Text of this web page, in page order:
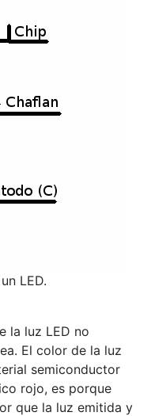
LED.
la luz LED no
El color de la luz
semiconductor
rojo, es porque
que la luz emitida y